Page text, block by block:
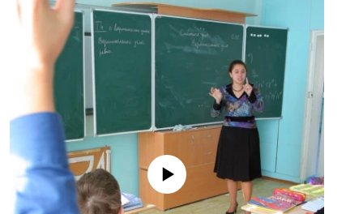
No media source currently available